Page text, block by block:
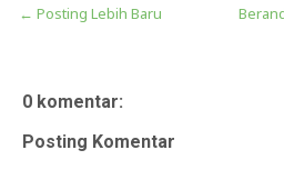
← Posting Lebih Baru
0 komentar:
Posting Komentar